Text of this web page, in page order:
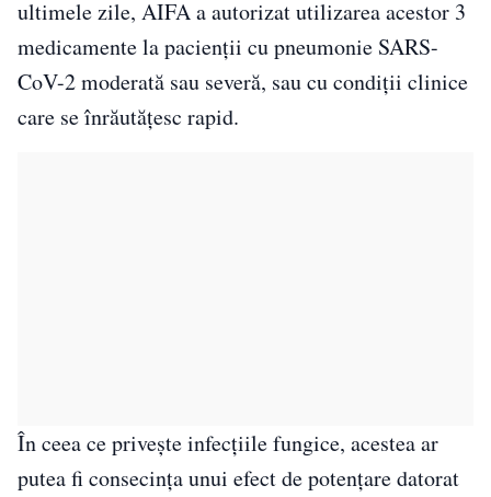
ultimele zile, AIFA a autorizat utilizarea acestor 3
medicamente la pacienții cu pneumonie SARS-
CoV-2 moderată sau severă, sau cu condiții clinice
care se înrăutățesc rapid.
În ceea ce privește infecțiile fungice, acestea ar
putea fi consecința unui efect de potențare datorat